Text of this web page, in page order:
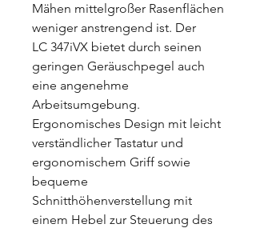
Mähen mittelgroßer Rasenflächen
weniger anstrengend ist. Der
LC 347iVX bietet durch seinen
geringen Geräuschpegel auch
eine angenehme
Arbeitsumgebung.
Ergonomisches Design mit leicht
verständlicher Tastatur und
ergonomischem Griff sowie
bequeme
Schnitthöhenverstellung mit
einem Hebel zur Steuerung des